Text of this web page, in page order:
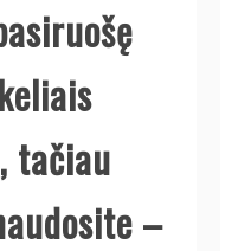
tačiau
–